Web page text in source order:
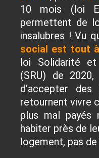
10 mois (loi
permettent de
insalubres ! Vu
social est tout
loi Solidarité et
(SRU) de
d’accepter
retournent vivre
plus mal payés
habiter près de
logement, pas